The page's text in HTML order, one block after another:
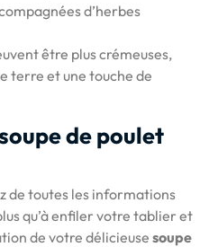
d’herbes
être plus crémeuses,
terre et une touche de
de poulet
de toutes les informations
qu’à enfiler votre tablier et
de votre délicieuse soupe